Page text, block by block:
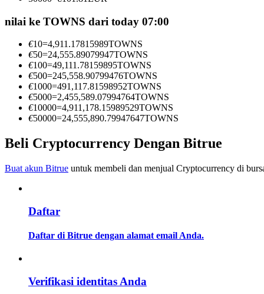
Bergabunglah dengan pedagang top
Menjadi Pedagang Salinan
Informasi
nilai ke TOWNS dari today 07:00
€10=4,911.17815989TOWNS
€50=24,555.89079947TOWNS
€100=49,111.78159895TOWNS
€500=245,558.90799476TOWNS
€1000=491,117.81598952TOWNS
€5000=2,455,589.07994764TOWNS
€10000=4,911,178.15989529TOWNS
€50000=24,555,890.79947647TOWNS
Beli Cryptocurrency Dengan Bitrue
Buat akun Bitrue untuk membeli dan menjual Cryptocurrency di
Daftar
Daftar di Bitrue dengan alamat email Anda.
Verifikasi identitas Anda